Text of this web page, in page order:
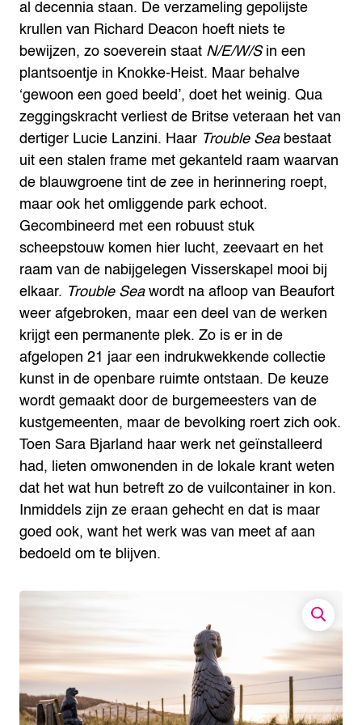
al decennia staan. De verzameling gepolijste
krullen van Richard Deacon hoeft niets te
bewijzen, zo soeverein staat N/E/W/Sin een
plantsoentje in Knokke-Heist. Maar behalve
‘gewoon een goed beeld’, doet het weinig. Qua
zeggingskracht verliest de Britse veteraan het van
dertiger Lucie Lanzini. Haar Trouble Seabestaat
uit een stalen frame met gekanteld raam waarvan
de blauwgroene tint de zee in herinnering roept,
maar ook het omliggende park echoot.
Gecombineerd met een robuust stuk
scheepstouw komen hier lucht, zeevaart en het
raam van de nabijgelegen Visserskapel mooi bij
elkaar. Trouble Seawordt na afloop van Beaufort
weer afgebroken, maar een deel van de werken
krijgt een permanente plek. Zo is er in de
afgelopen 21 jaar een indrukwekkende collectie
kunst in de openbare ruimte ontstaan. De keuze
wordt gemaakt door de burgemeesters van de
kustgemeenten, maar de bevolking roert zich ook.
Toen Sara Bjarland haar werk net geïnstalleerd
had, lieten omwonenden in de lokale krant weten
dat het wat hun betreft zo de vuilcontainer in kon.
Inmiddels zijn ze eraan gehecht en dat is maar
goed ook, want het werk was van meet af aan
bedoeld om te blijven.